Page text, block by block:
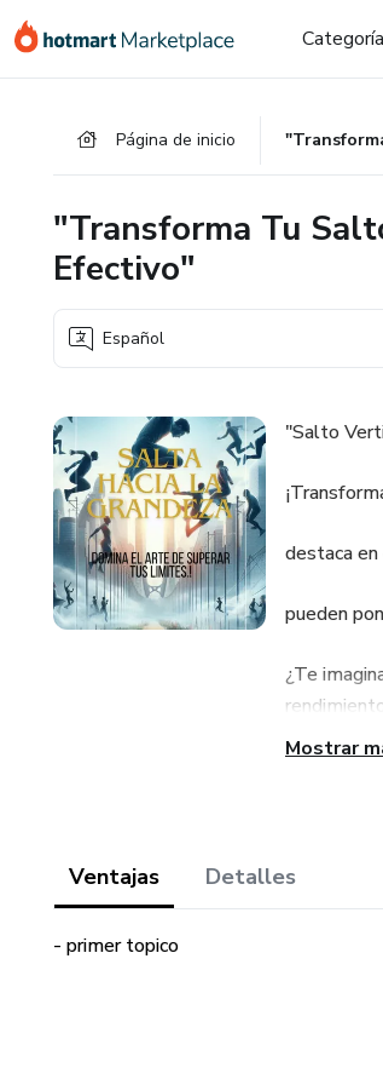
Página de inicio
"Transforma Tu
Efectivo"
Español
"Salto
destaca
pueden
¿Te
puedes
Mostrar
Ventajas Detalles
- primer topico